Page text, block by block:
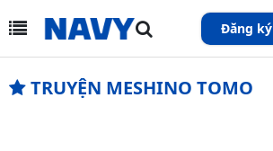
Đăng ký
TRUYỆN MESHINO TOMO